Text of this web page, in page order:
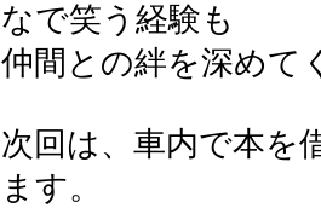
なで笑う経験も
仲間との絆を深めて
次回は、車内で本を
ます。